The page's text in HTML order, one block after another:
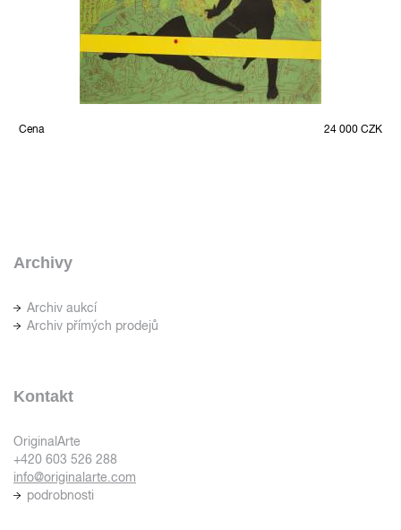
Cena 24 000 CZK
Archivy
Archiv aukcí
Archiv přímých prodejů
Kontakt
OriginalArte
+420 603 526 288
info@originalarte.com
podrobnosti